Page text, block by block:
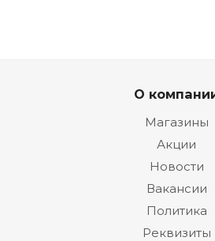
О
Магазины
Акции
Новости
Вакансии
Политика
Реквизиты